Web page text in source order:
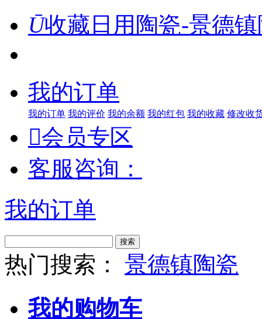
Ū收藏日用陶瓷-景德
我的订单
我的订单 我的评价 我的余额 我的红包 我的收藏 修改收
会员专区
客服咨询：
我的订单
搜索
热门搜索：
景德镇陶瓷
我的购物车